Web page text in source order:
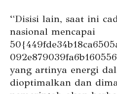
“Disisi lain, saat ini
nasional mencapai
yang artinya energi
dioptimalkan dan